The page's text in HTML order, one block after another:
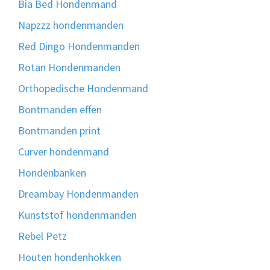
Bia Bed Hondenmand
Napzzz hondenmanden
Red Dingo Hondenmanden
Rotan Hondenmanden
Orthopedische Hondenmand
Bontmanden effen
Bontmanden print
Curver hondenmand
Hondenbanken
Dreambay Hondenmanden
Kunststof hondenmanden
Rebel Petz
Houten hondenhokken